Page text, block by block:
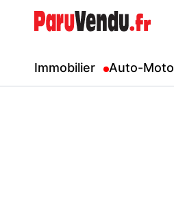
Immobilier Auto-Moto